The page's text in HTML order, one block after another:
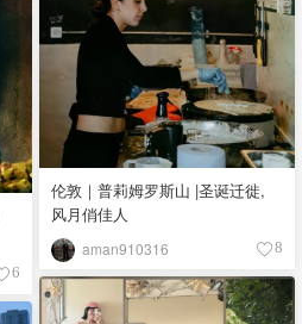
6
伦敦｜普莉姆罗斯山 |圣诞迁徙,
风月俏佳人
aman910316 8